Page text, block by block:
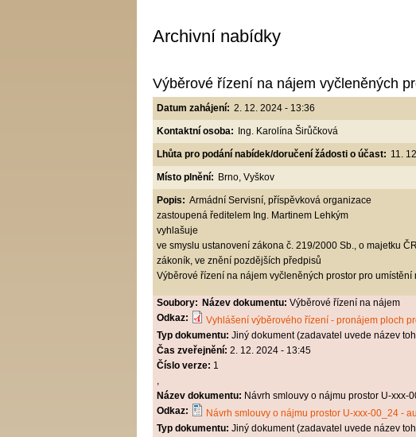
Archivní nabídky
Výběrové řízení na nájem vyčleněných
Datum zahájení: 2. 12. 2024 - 13:36
Kontaktní osoba: Ing. Karolína Širůčková
Lhůta pro podání nabídek/doručení žádosti o účast: 11.
Místo plnění: Brno, Vyškov
Popis: Armádní Servisní, příspěvková organizace
zastoupená ředitelem Ing. Martinem Lehkým
vyhlašuje
ve smyslu ustanovení zákona č. 219/2000 Sb., o majetku
zákoník, ve znění pozdějších předpisů
Výběrové řízení na nájem vyčleněných prostor pro
Soubory: Název dokumentu: Výběrové řízení na nájem
Odkaz:
Vyhlášení výběrového řízení - pronájem ploch
Typ dokumentu: Jiný dokument (zadavatel uvede název
Čas zveřejnění: 2. 12. 2024 - 13:45
Číslo verze: 1
,
Název dokumentu: Návrh smlouvy o nájmu prostor U-xxx-
Odkaz:
Návrh smlouvy o nájmu prostor U-xxx-00_24 -
Typ dokumentu: Jiný dokument (zadavatel uvede název